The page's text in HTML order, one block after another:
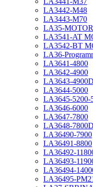
LA3442-M48
LA3443-M70
LA35-
LA3541-AT
LA3542-BT
LA36-
LA3641-4800
LA3642-4900
LA3643-
LA3644-5000
LA3645-5200-
LA3646-6000
LA3647-7800
LA3648-
LA36490-7900
LA36491-8800
LA36492-
LA36493-
LA36494-
LA36495-